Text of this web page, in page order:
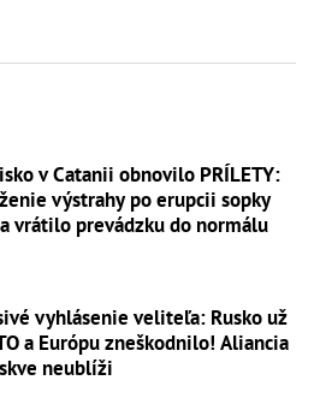
v Catanii obnovilo PRÍLETY:
výstrahy po erupcii sopky
vrátilo prevádzku do normálu
vyhlásenie veliteľa: Rusko už
a Európu zneškodnilo! Aliancia
neublíži